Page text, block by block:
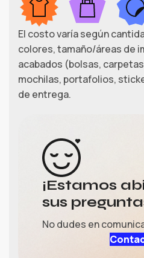
El costo varía según
colores, tamaño/áreas de
acabados (bolsas,
mochilas, portafolios,
de entrega.
¡Estamos
sus
No dudes en
Gerardo
Ventas
Ventas